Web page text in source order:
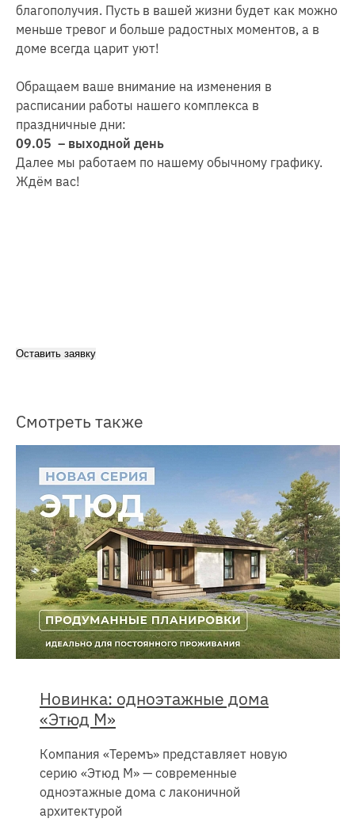
благополучия. Пусть в вашей жизни будет как можно
меньше тревог и больше радостных моментов, а в
доме всегда царит уют!
Обращаем ваше внимание на изменения в
расписании работы нашего комплекса в
праздничные дни:
09.05 – выходной день
Далее мы работаем по нашему обычному графику.
Ждём вас!
Оставить заявку
Смотреть также
Новинка: одноэтажные дома
«Этюд М»
Компания «Теремъ» представляет новую
серию «Этюд М» — современные
одноэтажные дома с лаконичной
архитектурой